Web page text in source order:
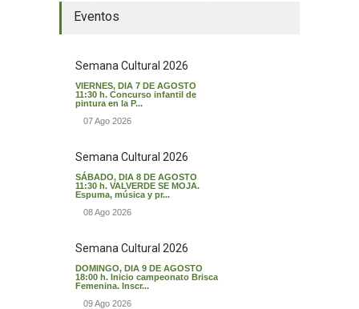
Eventos
Semana Cultural 2026
VIERNES, DIA 7 DE AGOSTO
11:30 h. Concurso infantil de
pintura en la P...
07 Ago 2026
Semana Cultural 2026
SÁBADO, DIA 8 DE AGOSTO
11:30 h. VALVERDE SE MOJA.
Espuma, música y pr...
08 Ago 2026
Semana Cultural 2026
DOMINGO, DIA 9 DE AGOSTO
18:00 h. Inicio campeonato Brisca
Femenina. Inscr...
09 Ago 2026